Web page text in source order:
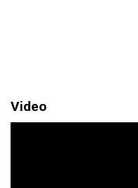
Video